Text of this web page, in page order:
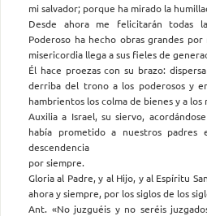
mi salvador; porque ha mirado la
Desde ahora me felicitarán todas
Poderoso ha hecho obras grandes
misericordia llega a sus fieles de
Él hace proezas con su brazo:
derriba del trono a los poderosos y
hambrientos los colma de bienes y a los
Auxilia a Israel, su siervo,
había prometido a nuestros
descendencia
por siempre.
Gloria al Padre, y al Hijo, y al Espíritu
ahora y siempre, por los siglos de los
Ant. «No juzguéis y no seréis